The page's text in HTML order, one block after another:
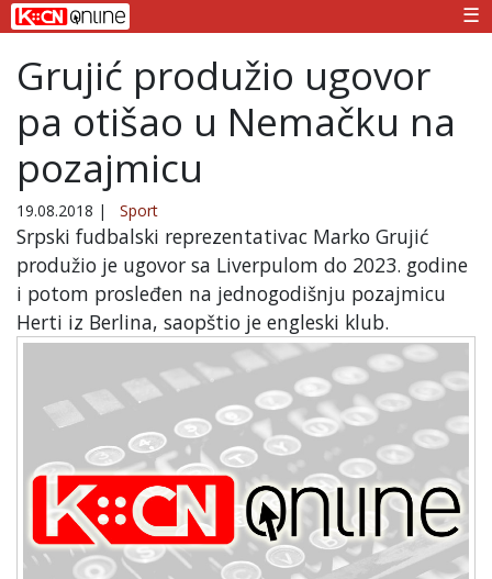
☰
Grujić produžio ugovor
pa otišao u Nemačku na
pozajmicu
19.08.2018 | Sport
Srpski fudbalski reprezentativac Marko Grujić
produžio je ugovor sa Liverpulom do 2023. godine
i potom prosleđen na jednogodišnju pozajmicu
Herti iz Berlina, saopštio je engleski klub.